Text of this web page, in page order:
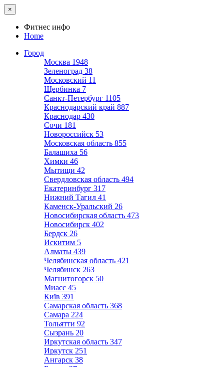
×
Фитнес инфо
Home
Город
Москва 1948
Зеленоград 38
Московский 11
Щербинка 7
Санкт-Петербург 1105
Краснодарский край 887
Краснодар 430
Сочи 181
Новороссийск 53
Московская область 855
Балашиха 56
Химки 46
Мытищи 42
Свердловская область 494
Екатеринбург 317
Нижний Тагил 41
Каменск-Уральский 26
Новосибирская область 473
Новосибирск 402
Бердск 26
Искитим 5
Алматы 439
Челябинская область 421
Челябинск 263
Магнитогорск 50
Миасс 45
Київ 391
Самарская область 368
Самара 224
Тольятти 92
Сызрань 20
Иркутская область 347
Иркутск 251
Ангарск 38